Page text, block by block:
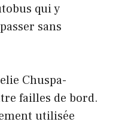
qui y
sans
Chuspa-
failles de bord.
utilisée